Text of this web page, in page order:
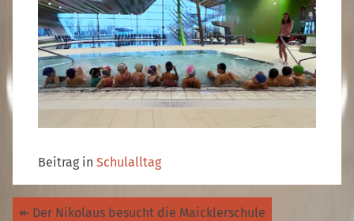
Beitrag in Schulalltag
Beitragsnavigation
↞ Der Nikolaus besucht die Maicklerschule